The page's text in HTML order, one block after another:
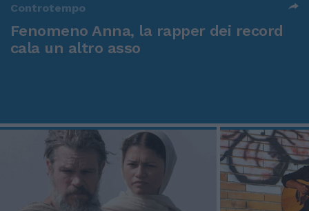
Controtempo
Fenomeno Anna, la rapper dei record
cala un altro asso